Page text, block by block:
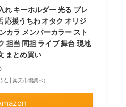
れ キーホルダー 光る プレ
応援うちわ オタク オリジ
カラ メンバーカラー スト
担当 同担 ライブ 舞台 現地
まとめ買い
点 | 楽天市場調べ）